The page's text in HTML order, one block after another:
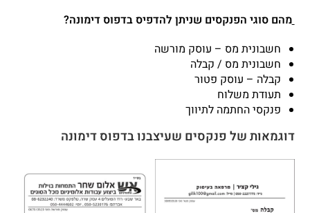
מהם סוגי הפנקסים שניתן להדפיס בדפוס דימונה?
חשבונית מס – עוסק מורשה
חשבונית מס / קבלה
קבלה – עוסק פטור
תעודת משלוח
פנקסי החתמה לתיווך
דוגמאות של פנקסים שעיצבנו בדפוס דימונה